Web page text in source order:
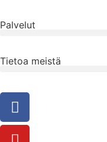
Palvelut
Tietoa meistä